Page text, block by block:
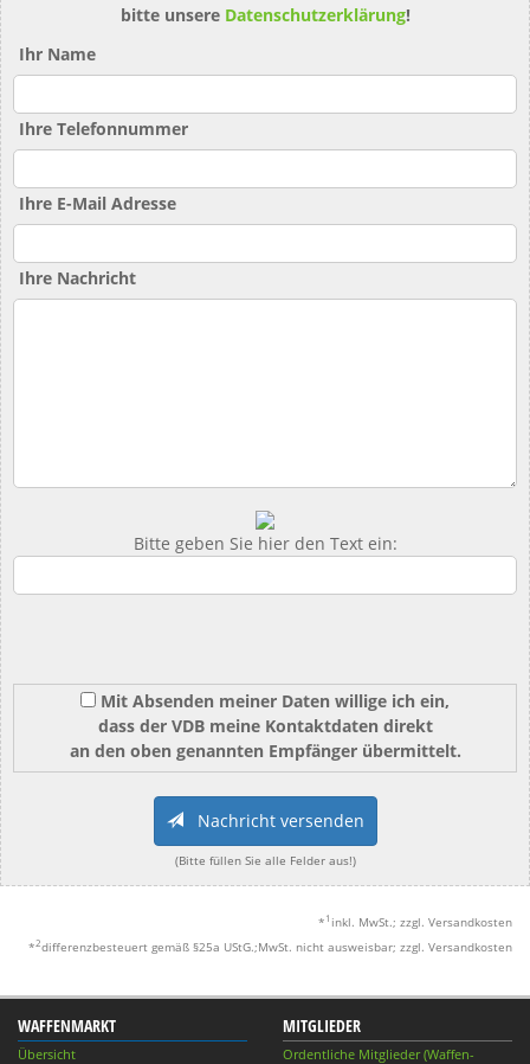
bitte unsere Datenschutzerklärung!
Ihr Name
Ihre Telefonnummer
Ihre E-Mail Adresse
Ihre Nachricht
Bitte geben Sie hier den Text ein:
Mit Absenden meiner Daten willige ich ein,
dass der VDB meine Kontaktdaten direkt
an den oben genannten Empfänger übermittelt.
Nachricht versenden
(Bitte füllen Sie alle Felder aus!)
* 1 inkl. MwSt.; zzgl. Versandkosten
*2differenzbesteuert gemäß §25a UStG.;MwSt. nicht ausweisbar; zzgl. Versandkosten
WAFFENMARKT
Übersicht
MITGLIEDER
Ordentliche Mitglieder (Waffen-